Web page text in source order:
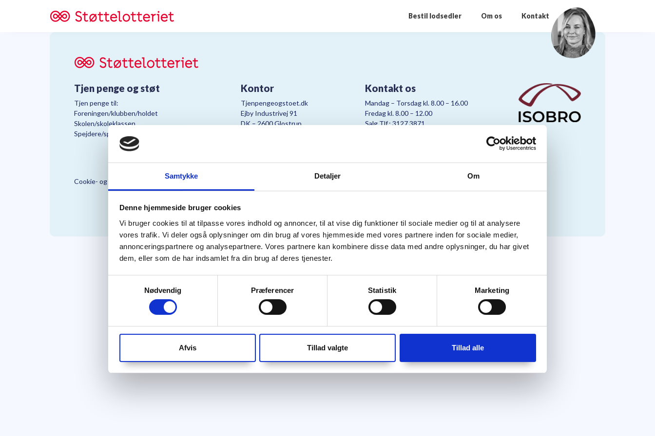
Samtykke Detaljer Om
Denne hjemmeside bruger cookies
Vi bruger cookies til at tilpasse vores indhold og annoncer, til at vise dig funktioner til sociale medier og til at analysere
vores trafik. Vi deler også oplysninger om din brug af vores hjemmeside med vores partnere inden for sociale medier,
annonceringspartnere og analysepartnere. Vores partnere kan kombinere disse data med andre oplysninger, du har givet
dem, eller som de har indsamlet fra din brug af deres tjenester.
Nødvendig
Præferencer Statistik Marketing
Afvis Tillad valgte Tillad alle
Bestil lodsedler Om os Kontakt
Tjen penge og støt
Tjen penge til:
Foreningen/klubben/holdet
Skolen/skoleklassen
Spejdere/spejdergruppen/FDF’ere, m.fl.
Kontor
Tjenpengeogstoet.dk
Ejby Industrivej 91
DK – 2600 Glostrup
Kontakt os
Mandag – Torsdag kl. 8.00 – 16.00
Fredag kl. 8.00 – 12.00
Salg Tlf.: 3127 3871
Cookie- og Persondatapolitik